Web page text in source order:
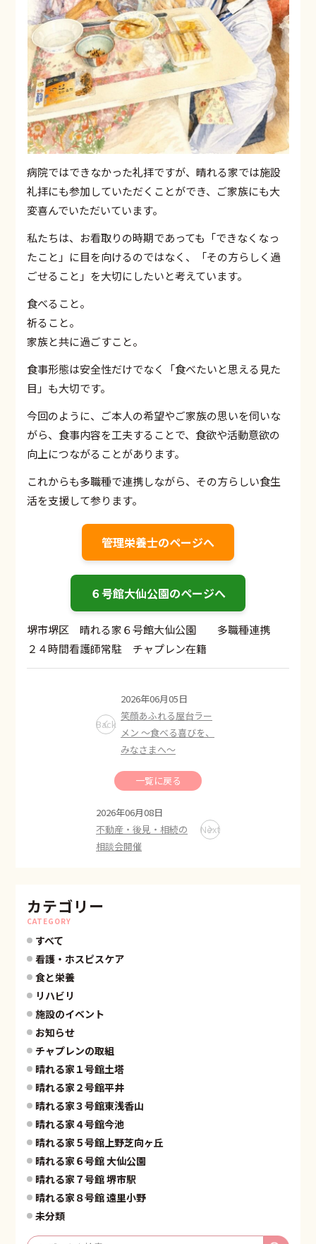
病院ではできなかった礼拝ですが、晴れる家では施設
礼拝にも参加していただくことができ、ご家族にも大
変喜んでいただいています。
私たちは、お看取りの時期であっても「できなくなっ
たこと」に目を向けるのではなく、「その方らしく過
ごせること」を大切にしたいと考えています。
食べること。
祈ること。
家族と共に過ごすこと。
食事形態は安全性だけでなく「食べたいと思える見た
目」も大切です。
今回のように、ご本人の希望やご家族の思いを伺いな
がら、食事内容を工夫することで、食欲や活動意欲の
向上につながることがあります。
これからも多職種で連携しながら、その方らしい食生
活を支援して参ります。
管理栄養士のページへ
６号館大仙公園のページへ
堺市堺区 晴れる家６号館大仙公園 多職種連携
２４時間看護師常駐 チャプレン在籍
Back
2026年06月05日
笑顔あふれる屋台ラー
メン ～食べる喜びを、
みなさまへ～
一覧に戻る
2026年06月08日
不動産・後見・相続の
相談会開催
Next
カテゴリー
CATEGORY
すべて
看護・ホスピスケア
食と栄養
リハビリ
施設のイベント
お知らせ
チャプレンの取組
晴れる家１号館土塔
晴れる家２号館平井
晴れる家３号館東浅香山
晴れる家４号館今池
晴れる家５号館上野芝向ヶ丘
晴れる家６号館 大仙公園
晴れる家７号館 堺市駅
晴れる家８号館 遠里小野
未分類